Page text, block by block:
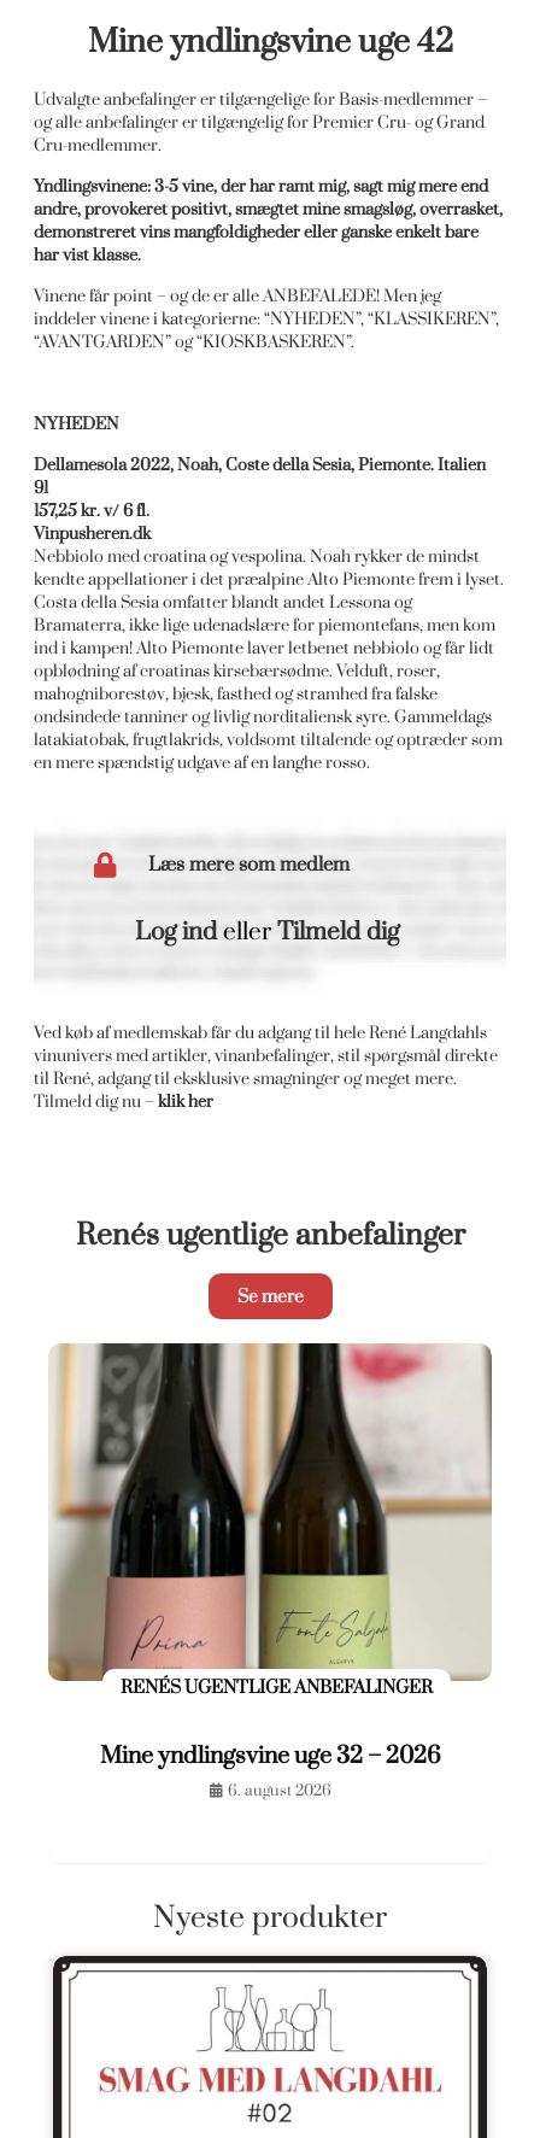
Mine yndlingsvine uge 42
Udvalgte anbefalinger er tilgængelige for Basis-medlemmer –
og alle anbefalinger er tilgængelig for Premier Cru- og Grand
Cru-medlemmer.
Yndlingsvinene: 3-5 vine, der har ramt mig, sagt mig mere end
andre, provokeret positivt, smægtet mine smagsløg, overrasket,
demonstreret vins mangfoldigheder eller ganske enkelt bare
har vist klasse.
Vinene får point – og de er alle ANBEFALEDE! Men jeg
inddeler vinene i kategorierne: “NYHEDEN”, “KLASSIKEREN”,
“AVANTGARDEN” og “KIOSKBASKEREN”.
NYHEDEN
Dellamesola 2022, Noah, Coste della Sesia, Piemonte. Italien
91
157,25 kr. v/ 6 fl.
Vinpusheren.dk
Nebbiolo med croatina og vespolina. Noah rykker de mindst
kendte appellationer i det præalpine Alto Piemonte frem i lyset.
Costa della Sesia omfatter blandt andet Lessona og
Bramaterra, ikke lige udenadslære for piemontefans, men kom
ind i kampen! Alto Piemonte laver letbenet nebbiolo og får lidt
opblødning af croatinas kirsebærsødme. Velduft, roser,
mahogniborestøv, bjesk, fasthed og stramhed fra falske
ondsindede tanniner og livlig norditaliensk syre. Gammeldags
latakiatobak, frugtlakrids, voldsomt tiltalende og optræder som
en mere spændstig udgave af en langhe rosso.
Læs mere som medlem
Log indellerTilmeld dig
Ved køb af medlemskab får du adgang til hele René Langdahls
vinunivers med artikler, vinanbefalinger, stil spørgsmål direkte
til René, adgang til eksklusive smagninger og meget mere.
Tilmeld dig nu –klik her
Renés ugentlige anbefalinger
Se mere
RENÉS UGENTLIGE ANBEFALINGER
Mine yndlingsvine uge 32 – 2026
6. august 2026
Nyeste produkter